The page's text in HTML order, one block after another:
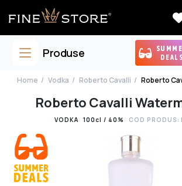
Produse
DEALS
Home Vodka Roberto Cavalli Roberto
Roberto Cavalli
VODKA 100cl / 40% COD PRODUS: